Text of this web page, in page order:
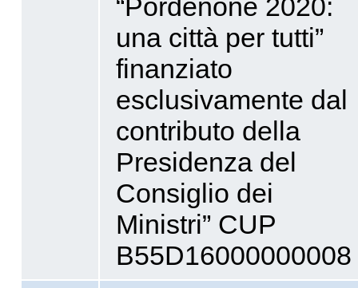
“Pordenone 2020:
una città per tutti”
finanziato
esclusivamente dal
contributo della
Presidenza del
Consiglio dei
Ministri” CUP
B55D16000000008